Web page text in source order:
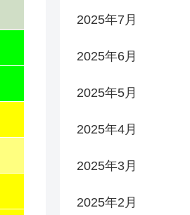
2025年7月
2025年6月
2025年5月
2025年4月
2025年3月
2025年2月